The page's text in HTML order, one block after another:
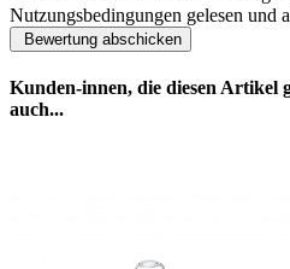
Nutzungsbedingungen gelesen und
Kunden-innen, die diesen Artikel
auch...